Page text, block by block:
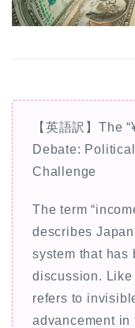
【英語訳】The
Debate:
Challenge
The term
describes
system that has
discussion. Like
refers to
advancement in